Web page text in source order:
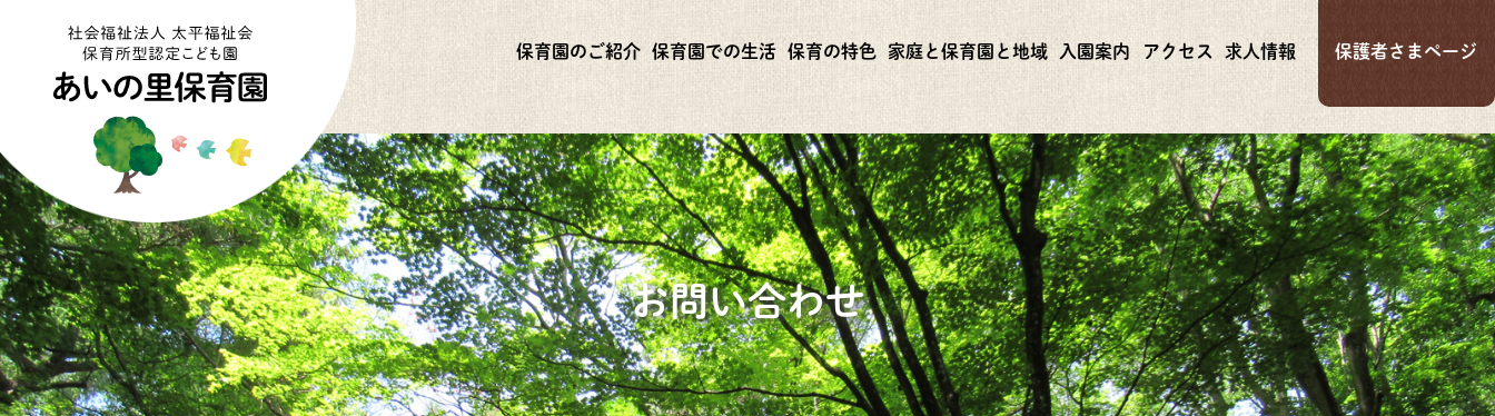
保育園のご紹介 保育園での生活 保育の特色 家庭と保育園と地域 入園案内 アクセス 求人情報 保護者さまページ
お問い合わせ